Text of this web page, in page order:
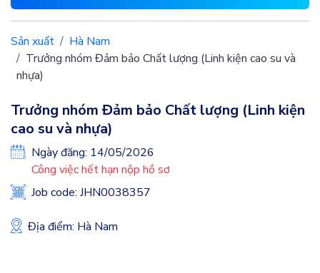
Sản xuất
Hà Nam
Trưởng nhóm Đảm bảo Chất lượng (Linh kiện cao su và
nhựa)
Trưởng nhóm Đảm bảo Chất lượng (Linh kiện
cao su và nhựa)
Ngày đăng: 14/05/2026
Công việc hết hạn nộp hồ sơ
Job code: JHN0038357
Địa điểm: Hà Nam